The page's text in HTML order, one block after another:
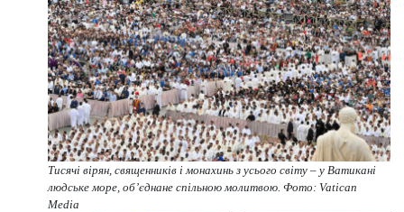
Тисячі вірян, священників і монахинь з усього світу – у Ватикані
людське море, об’єднане спільною молитвою. Фото: Vatican
Media